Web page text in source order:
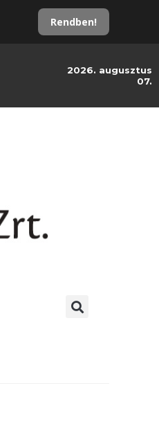
Rendben!
2026. augusztus
07.